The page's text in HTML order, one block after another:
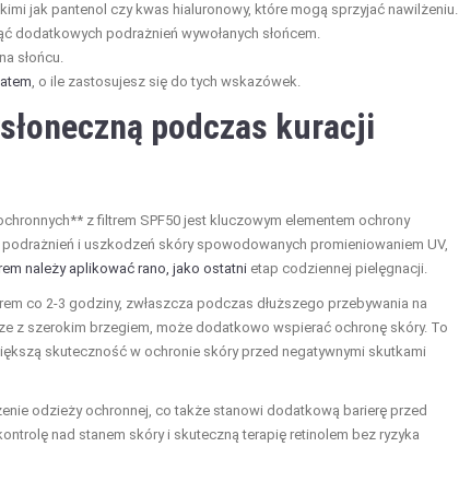
jak pantenol czy kwas hialuronowy, które mogą sprzyjać nawilżeniu.
dodatkowych podrażnień wywołanych słońcem.
słońcu.
, o ile zastosujesz się do tych wskazówek.
podczas kuracji
z filtrem SPF50 jest kluczowym elementem ochrony
i uszkodzeń skóry spowodowanych promieniowaniem UV,
należy aplikować rano, jako ostatni etap codziennej pielęgnacji.
co 2-3 godziny, zwłaszcza podczas dłuższego przebywania na
z szerokim brzegiem, może dodatkowo wspierać ochronę skóry. To
skuteczność w ochronie skóry przed negatywnymi skutkami
odzieży ochronnej, co także stanowi dodatkową barierę przed
nad stanem skóry i skuteczną terapię retinolem bez ryzyka